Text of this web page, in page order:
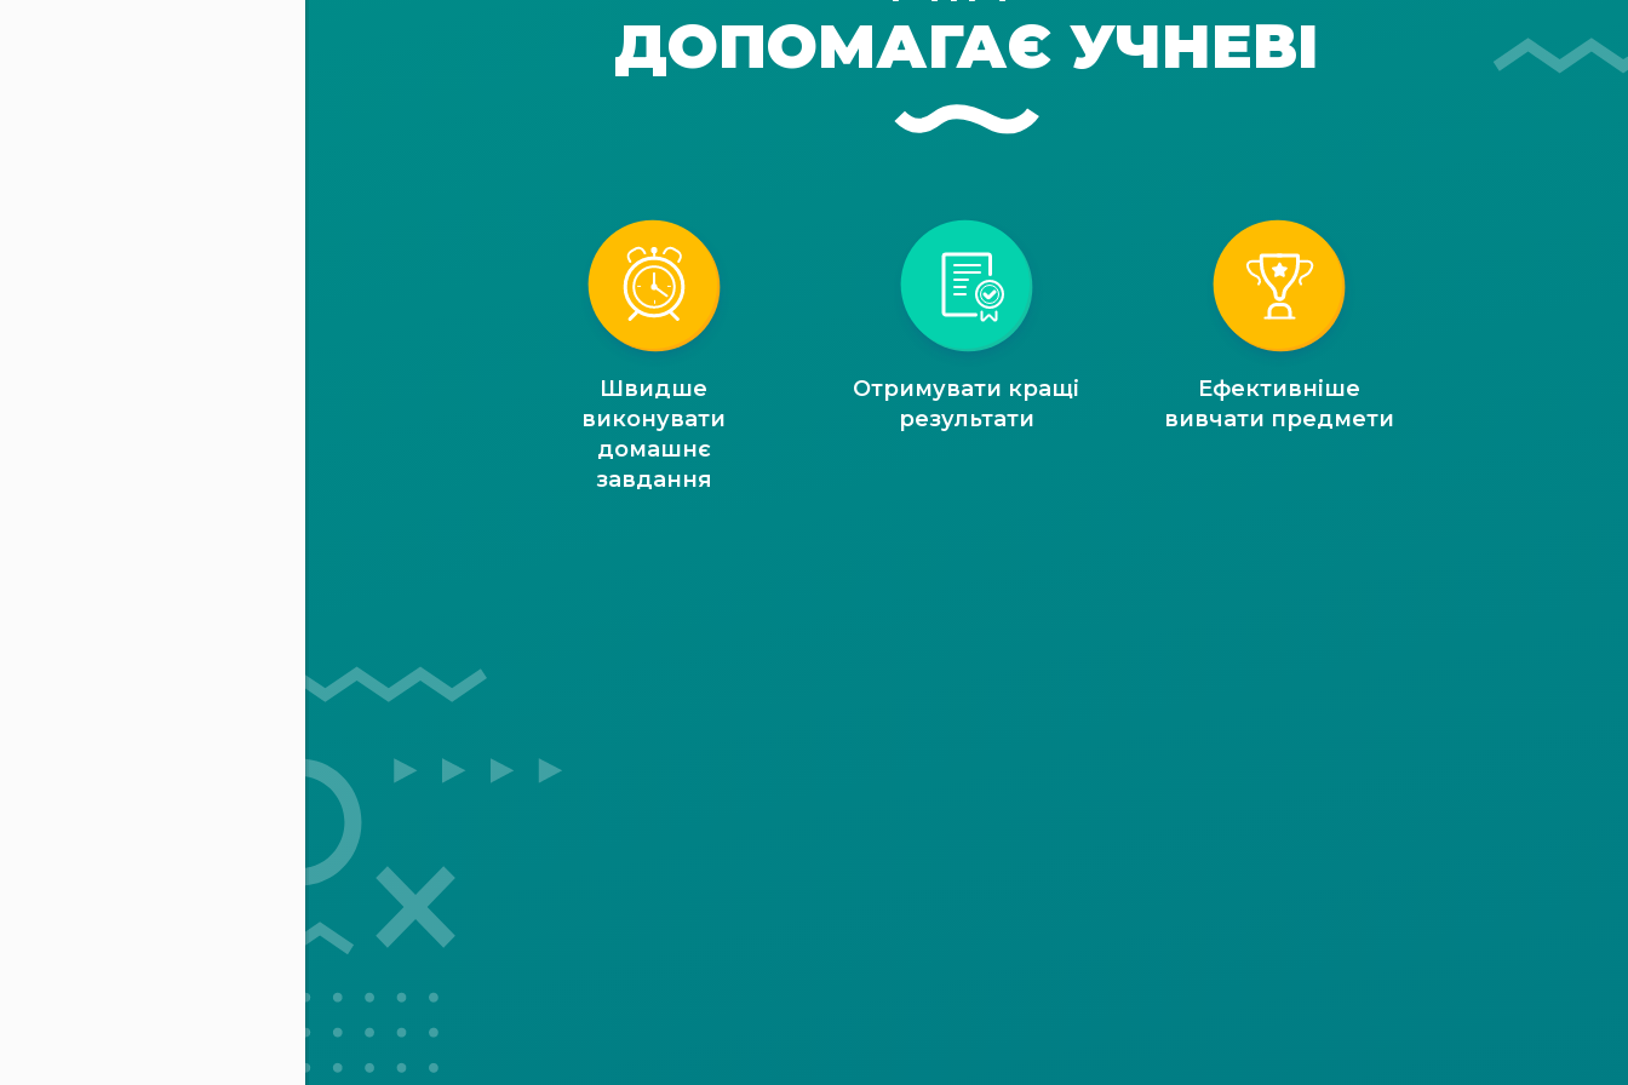
ДОПОМАГАЄ УЧНЕВІ
Швидше
виконувати
домашнє
завдання
Отримувати кращі
результати
Ефективніше
вивчати предмети